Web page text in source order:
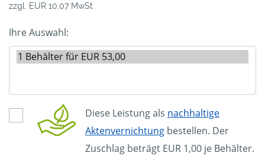
zzgl. EUR 10,07 MwSt.
Ihre Auswahl:
Diese Leistung als nachhaltige
Aktenvernichtung bestellen. Der
Zuschlag beträgt EUR 1,00 je Behälter.